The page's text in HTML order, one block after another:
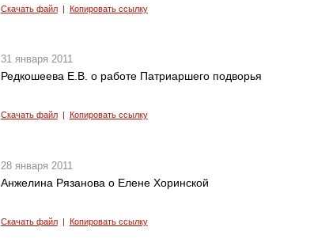
Скачать файл| Копировать ссылку
31 января 2011
Редкошеева Е.В. о работе Патриаршего подворья
Скачать файл| Копировать ссылку
28 января 2011
Анжелина Рязанова о Елене Хоринской
Скачать файл| Копировать ссылку